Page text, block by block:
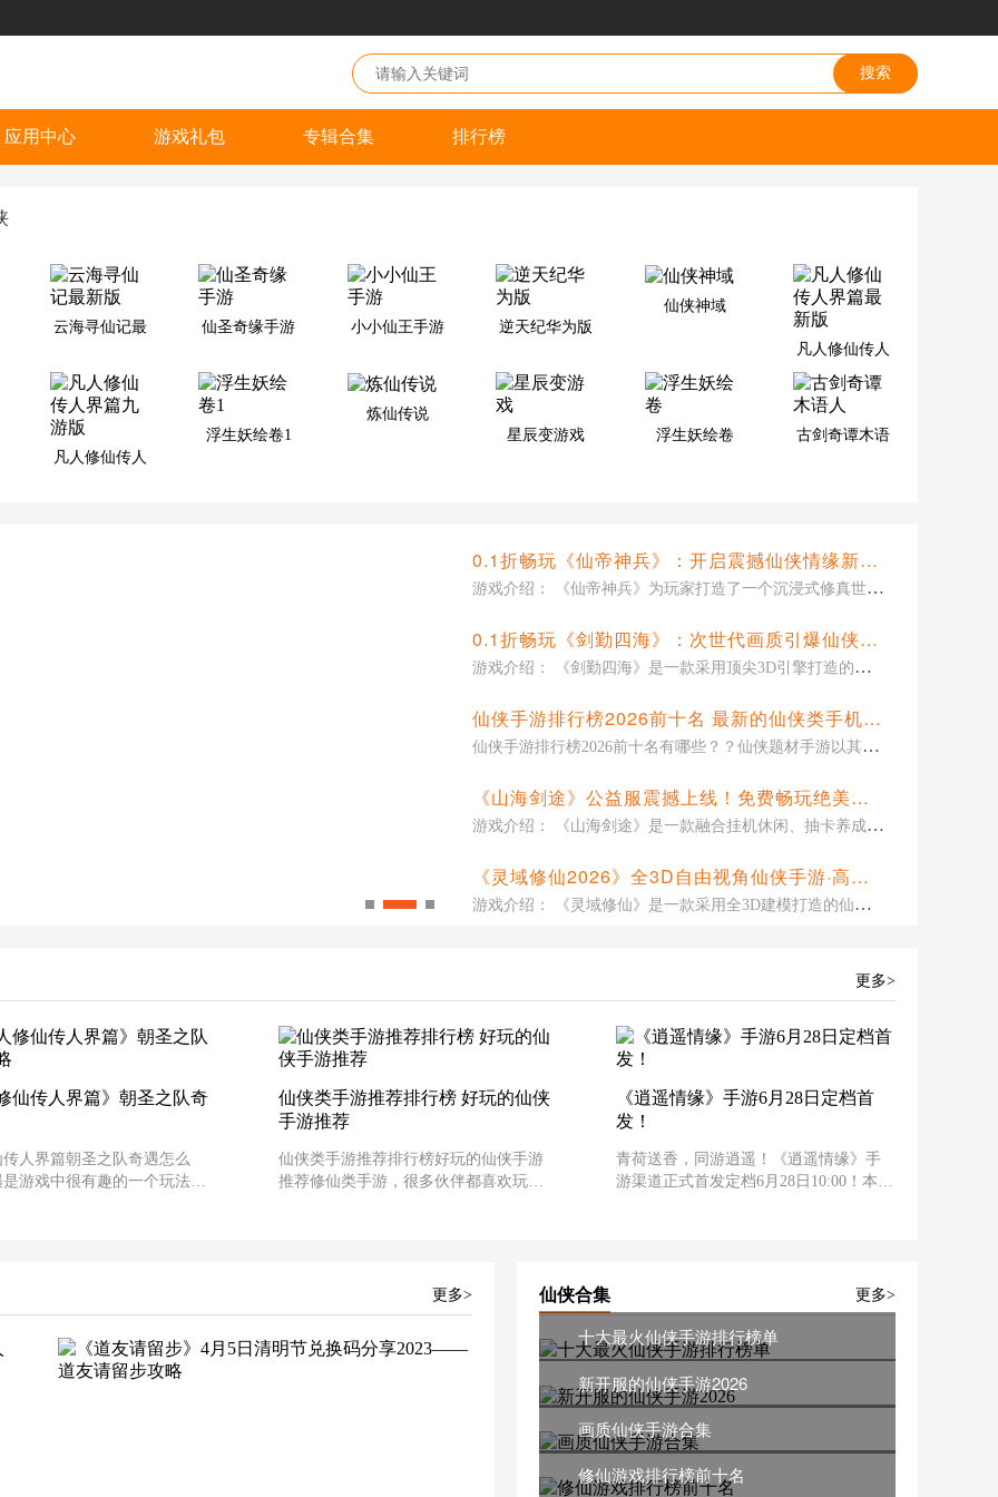
应用中心 游戏礼包 专辑合集 排行榜
云海寻仙记最
仙圣奇缘手游 小小仙王手游 逆天纪华为版
仙侠神域
凡人修仙传人
界篇最新版
凡人修仙传人
浮生妖绘卷1
炼仙传说
星辰变游戏
浮生妖绘卷
古剑奇谭木语
0.1折畅玩《仙帝神兵》：开启震撼仙侠情缘新篇章！
游戏介绍： 《仙帝神兵》为玩家打造了一个沉浸式修真世界，融合热血战斗与情感羁绊的多重体验。在这里，你可以研习上古功法，斩尽妖魔，逆天成仙；亦可开启双修系统，与心仪的道侣共谱一段旷世情缘。通过自由搭配精致时装，展现个性
0.1折畅玩《剑勤四海》：次世代画质引爆仙侠奇幻沉浸之旅
游戏介绍： 《剑勤四海》是一款采用顶尖3D引擎打造的仙侠题材手游，画面细腻逼真，场景恢弘壮丽，带你步入一个真实可感的东方奇幻世界。游戏开服即享顶级福利：满级VIP10无门槛赠送，无需隐藏消费，畅享全服特权；创角即送价值100元
仙侠手游排行榜2026前十名 最新的仙侠类手机游戏推荐
仙侠手游排行榜2026前十名有哪些？？仙侠题材手游以其飘逸出尘的东方意境与逍遥自在的修真哲学，为玩家构筑了一个御剑乘风、问道长生的玄幻世界。这类作品往往将道家文化、神话传说与武侠精神熔于一炉，通过云雾缭绕的仙山福
《山海剑途》公益服震撼上线！免费畅玩绝美仙侠世界，轻松称霸全服！
游戏介绍： 《山海剑途》是一款融合挂机休闲、抽卡养成与热血战斗的国风仙侠题材手游。游戏以高精度时装、唯美角色与炫酷天神为特色，带来沉浸式的视觉盛宴。玩家将深入山海世界，邂逅异兽神魔，驾驭龙神剑仙之力，体验前所未
《灵域修仙2026》全3D自由视角仙侠手游·高爆率公益服震撼上线！
游戏介绍： 《灵域修仙》是一款采用全3D建模打造的仙侠题材ARPG手游，支持自由视角切换。玩家可施展流畅轻功，自由穿梭于屋顶、山崖与密林之间，无拘无束地探索广阔江湖世界。配合酣畅淋漓的战斗系统与热血刺激的实时PK，为你
更多>
仙传人界篇》朝圣之队奇
人界篇朝圣之队奇遇怎么
游戏中很有趣的一个玩法，
仙侠类手游推荐排行榜 好玩的仙侠
手游推荐
仙侠类手游推荐排行榜好玩的仙侠手游
推荐修仙类手游，很多伙伴都喜欢玩，
《逍遥情缘》手游6月28日定档首
发！
青荷送香，同游逍遥！《逍遥情缘》手
游渠道正式首发定档6月28日10:00！本次
更多>
仙侠合集 更多>
十大最火仙侠手游排行榜单
新开服的仙侠手游2026
画质仙侠手游合集
修仙游戏排行榜前十名